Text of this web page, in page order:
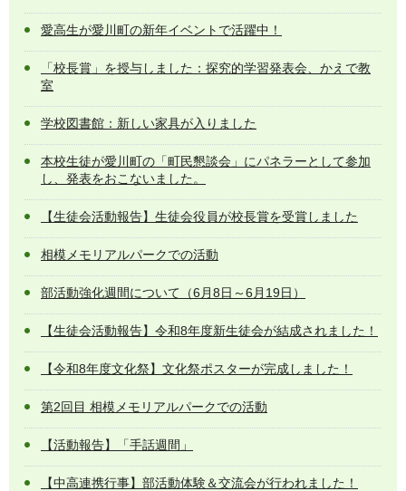
愛高生が愛川町の新年イベントで活躍中！
「校長賞」を授与しました：探究的学習発表会、かえで教
室
学校図書館：新しい家具が入りました
本校生徒が愛川町の「町民懇談会」にパネラーとして参加
し、発表をおこないました。
【生徒会活動報告】生徒会役員が校長賞を受賞しました
相模メモリアルパークでの活動
部活動強化週間について（6月8日～6月19日）
【生徒会活動報告】令和8年度新生徒会が結成されました！
【令和8年度文化祭】文化祭ポスターが完成しました！
第2回目 相模メモリアルパークでの活動
【活動報告】「手話週間」
【中高連携行事】部活動体験＆交流会が行われました！